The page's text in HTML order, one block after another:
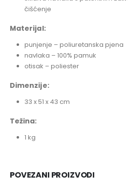
čišćenje
Materijal:
punjenje – poliuretanska pjena
navlaka – 100% pamuk
otisak – poliester
Dimenzije:
33 x 51 x 43 cm
Težina:
1 kg
POVEZANI PROIZVODI